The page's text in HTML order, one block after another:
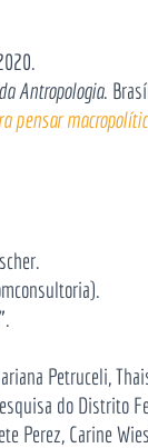
Antropologia.
pensar
Petruceli,
do Distrito
Perez, Carine